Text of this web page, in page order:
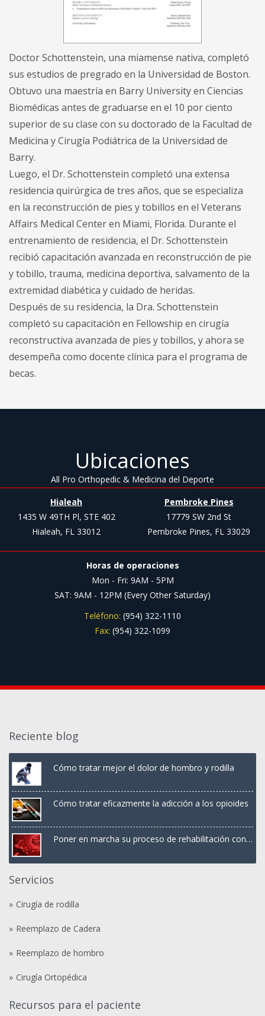
Doctor Schottenstein, una miamense nativa, completó
sus estudios de pregrado en la Universidad de Boston.
Obtuvo una maestría en Barry University en Ciencias
Biomédicas antes de graduarse en el 10 por ciento
superior de su clase con su doctorado de la Facultad de
Medicina y Cirugía Podiátrica de la Universidad de
Barry.
Luego, el Dr. Schottenstein completó una extensa
residencia quirúrgica de tres años, que se especializa
en la reconstrucción de pies y tobillos en el Veterans
Affairs Medical Center en Miami, Florida. Durante el
entrenamiento de residencia, el Dr. Schottenstein
recibió capacitación avanzada en reconstrucción de pie
y tobillo, trauma, medicina deportiva, salvamento de la
extremidad diabética y cuidado de heridas.
Después de su residencia, la Dra. Schottenstein
completó su capacitación en Fellowship en cirugía
reconstructiva avanzada de pies y tobillos, y ahora se
desempeña como docente clínica para el programa de
becas.
Ubicaciones
All Pro Orthopedic & Medicina del Deporte
Hialeah
1435 W 49TH Pl, STE 402
Hialeah, FL 33012
Pembroke Pines
17779 SW 2nd St
Pembroke Pines, FL 33029
Horas de operaciones
Mon - Fri: 9AM - 5PM
SAT: 9AM - 12PM (Every Other Saturday)
Teléfono: (954) 322-1110
Fax: (954) 322-1099
Reciente blog
Cómo tratar mejor el dolor de hombro y rodilla
Cómo tratar eficazmente la adicción a los opioides
Poner en marcha su proceso de rehabilitación con
Servicios
Cirugía de rodilla
Reemplazo de Cadera
Reemplazo de hombro
Cirugía Ortopédica
Recursos para el paciente